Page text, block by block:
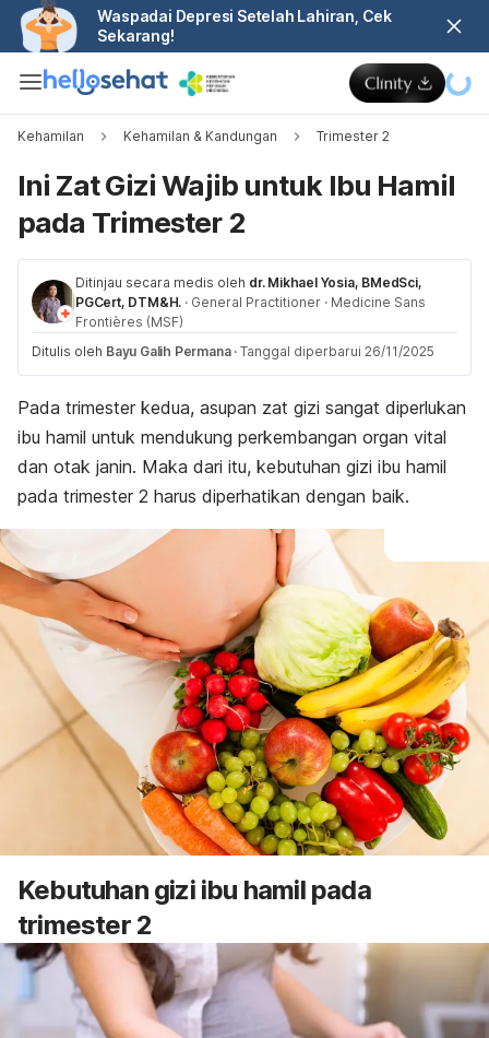
Waspadai Depresi Setelah Lahiran, Cek
Sekarang!
Kehamilan Kehamilan & Kandungan Trimester 2
Ini Zat Gizi Wajib untuk Ibu Hamil
pada Trimester 2
Ditinjau secara medis oleh dr. Mikhael Yosia, BMedSci,
PGCert, DTM&H. · General Practitioner · Medicine Sans
Frontières (MSF)
Ditulis oleh Bayu Galih Permana · Tanggal diperbarui 26/11/2025
Pada trimester kedua, asupan zat gizi sangat diperlukan
ibu hamil untuk mendukung perkembangan organ vital
dan otak janin. Maka dari itu, kebutuhan gizi ibu hamil
pada trimester 2 harus diperhatikan dengan baik.
Kebutuhan gizi ibu hamil pada
trimester 2